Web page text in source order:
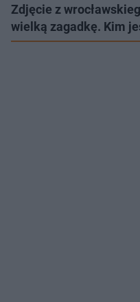
Zdjęcie z
wielką zagadkę. Kim